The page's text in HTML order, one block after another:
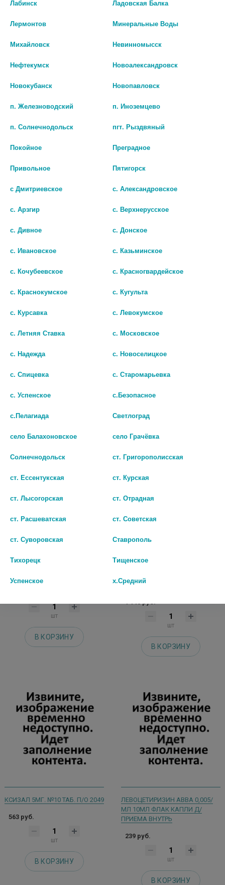
ВЕЛФАРМ
149 руб.
В КОРЗИНУ
№10 ТАБ. 7411
В КОРЗИНУ
П.П.О. 6952
В КОРЗИНУ
9494
СУПРИЛАМИН 25МГ №40 ТАБЛ/
шт
В КОРЗИНУ
НАЗОНЕКС СПРЕЙ НАЗАЛ
Г.120 ДОЗ
1 140 руб.
шт
В КОРЗИНУ
КСИЗАЛ 5МГ. №10 ТАБ. П/О 2049
563 руб.
шт
В КОРЗИНУ
ЛЕВОЦЕТИРИЗИН АВВА 0,005/
МЛ 10МЛ ФЛАК КАПЛИ Д/
ПРИЕМА ВНУТРЬ
239 руб.
шт
В КОРЗИНУ
Лабинск Ладовская Балка
Лермонтов Минеральные Воды
Михайловск Невинномысск
Нефтекумск Новоалександровск
Новокубанск Новопавловск
п. Железноводский п. Иноземцево
п. Солнечнодольск пгт. Рыздвяный
Покойное Преградное
Привольное Пятигорск
с Дмитриевское с. Александровское
с. Арзгир с. Верхнерусское
с. Дивное с. Донское
с. Ивановское с. Казьминское
с. Кочубеевское с. Красногвардейское
с. Краснокумское с. Кугульта
с. Курсавка с. Левокумское
с. Летняя Ставка с. Московское
с. Надежда с. Новоселицкое
с. Спицевка с. Старомарьевка
с. Успенское с.Безопасное
с.Пелагиада Светлоград
село Балахоновское село Грачёвка
Солнечнодольск ст. Григорополисская
ст. Ессентукская ст. Курская
ст. Лысогорская ст. Отрадная
ст. Расшеватская ст. Советская
ст. Суворовская Ставрополь
Тихорецк Тищенское
Успенское х.Средний